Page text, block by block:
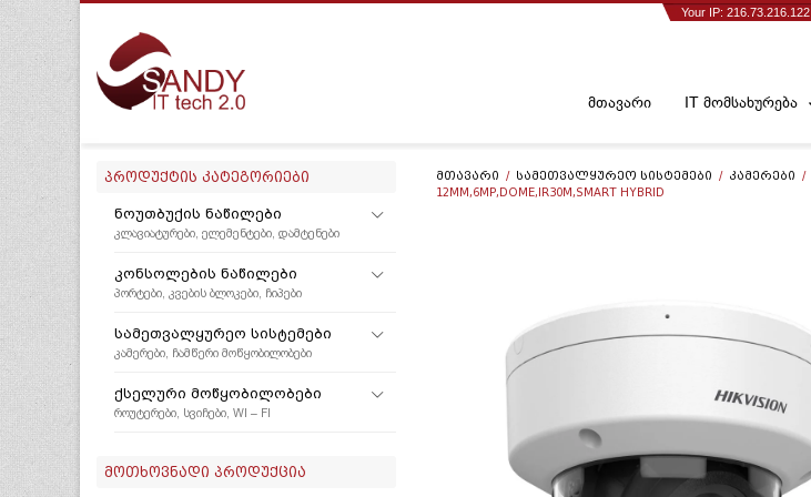
Your IP: 216.73.216.122
მთავარი IT მომსახურება
ᲞᲠᲝᲓᲣᲥᲢᲘᲡ ᲙᲐᲢᲔᲒᲝᲠᲘᲔᲑᲘ
ᲜᲝᲣᲗᲑᲣᲥᲘᲡ ᲜᲐᲬᲘᲚᲔᲑᲘ
ᲙᲚᲐᲕᲘᲐᲢᲣᲠᲔᲑᲘ, ᲔᲚᲔᲛᲔᲜᲢᲔᲑᲘ, ᲓᲐᲛᲢᲔᲜᲔᲑᲘ
ᲙᲝᲜᲡᲝᲚᲔᲑᲘᲡ ᲜᲐᲬᲘᲚᲔᲑᲘ
ᲞᲝᲠᲢᲔᲑᲘ, ᲙᲕᲔᲑᲘᲡ ᲑᲚᲝᲙᲔᲑᲘ, ᲩᲘᲞᲔᲑᲘ
ᲡᲐᲛᲔᲗᲕᲐᲚᲧᲣᲠᲔᲝ ᲡᲘᲡᲢᲔᲛᲔᲑᲘ
ᲙᲐᲛᲔᲠᲔᲑᲘ, ᲩᲐᲛᲬᲔᲠᲘ ᲛᲝᲬᲧᲝᲑᲘᲚᲝᲑᲔᲑᲘ
ᲥᲡᲔᲚᲣᲠᲘ ᲛᲝᲬᲧᲝᲑᲘᲚᲝᲑᲔᲑᲘ
ᲠᲝᲣᲢᲔᲠᲔᲑᲘ, ᲡᲕᲘᲩᲔᲑᲘ, WI – FI
ᲛᲝᲗᲮᲝᲕᲜᲐᲓᲘ ᲞᲠᲝᲓᲣᲥᲪᲘᲐ
ᲛᲗᲐᲕᲐᲠᲘ / ᲡᲐᲛᲔᲗᲕᲐᲚᲧᲣᲠᲔᲝ ᲡᲘᲡᲢᲔᲛᲔᲑᲘ / ᲙᲐᲛᲔᲠᲔᲑᲘ /
12MM,6MP,DOME,IR30M,SMART HYBRID